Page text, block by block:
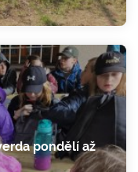
pondělí až